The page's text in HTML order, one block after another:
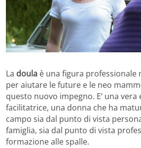
La doula è una figura
per aiutare le future e le neo
questo nuovo impegno. E’ una vera
facilitatrice, una donna che ha
campo sia dal punto di vista
famiglia, sia dal punto di vista
formazione alle spalle.